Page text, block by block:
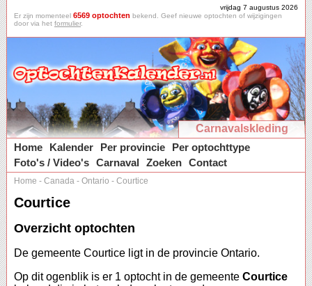
vrijdag 7 augustus 2026
Er zijn momenteel 6569 optochten bekend. Geef nieuwe optochten of wijzigingen
door via het formulier.
Carnavalskleding
Home
Kalender Per provincie
Per optochttype
Foto's / Video's Carnaval Zoeken Contact
Home - Canada - Ontario - Courtice
Courtice
Overzicht optochten
De gemeente Courtice ligt in de provincie Ontario.
Op dit ogenblik is er 1 optocht in de gemeente Courtice